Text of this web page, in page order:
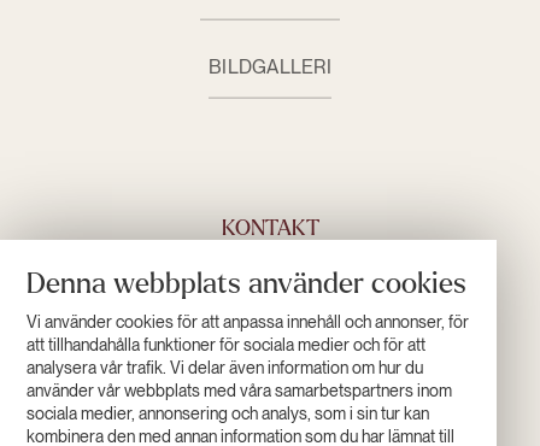
BILDGALLERI
KONTAKT
+46 (0)960 555 00
INFO@HOTELL-LAPONIA.SE
KONTAKTA OSS
ÖPPETTIDER
Denna webbplats använder cookies
Vi använder cookies för att anpassa innehåll och annonser, för
att tillhandahålla funktioner för sociala medier och för att
analysera vår trafik. Vi delar även information om hur du
använder vår webbplats med våra samarbetspartners inom
sociala medier, annonsering och analys, som i sin tur kan
kombinera den med annan information som du har lämnat till